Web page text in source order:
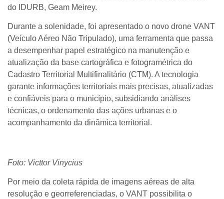
do IDURB, Geam Meirey.
Durante a solenidade, foi apresentado o novo drone VANT
(Veículo Aéreo Não Tripulado), uma ferramenta que passa
a desempenhar papel estratégico na manutenção e
atualização da base cartográfica e fotogramétrica do
Cadastro Territorial Multifinalitário (CTM). A tecnologia
garante informações territoriais mais precisas, atualizadas
e confiáveis para o município, subsidiando análises
técnicas, o ordenamento das ações urbanas e o
acompanhamento da dinâmica territorial.
Foto: Victtor Vinycius
Por meio da coleta rápida de imagens aéreas de alta
resolução e georreferenciadas, o VANT possibilita o